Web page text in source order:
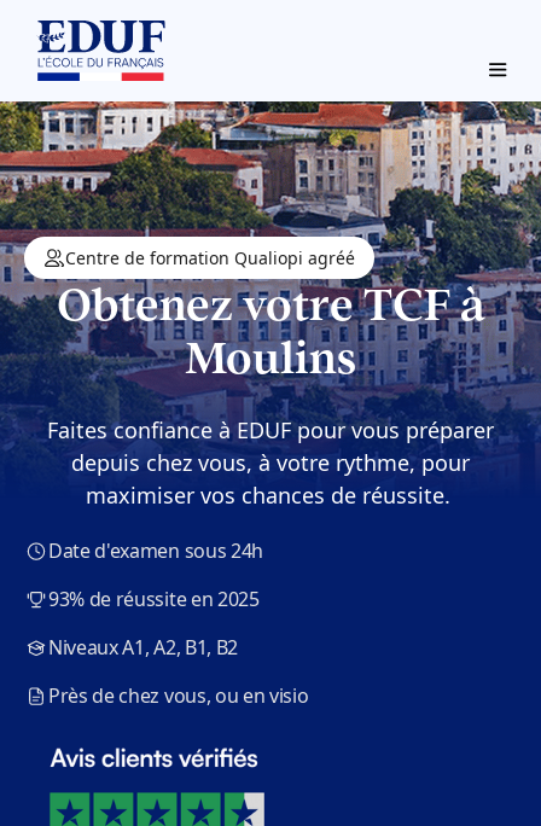
Centre de formation Qualiopi agréé
Obtenez votre TCF à
Moulins
Faites confiance à EDUF pour vous préparer
depuis chez vous, à votre rythme, pour
maximiser vos chances de réussite.
Date d'examen sous 24h
93% de réussite en 2025
Niveaux A1, A2, B1, B2
Près de chez vous, ou en visio